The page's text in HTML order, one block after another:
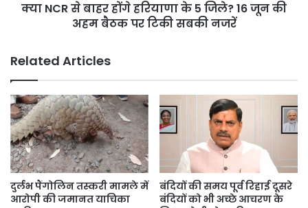
बैठक
पर
टिकी
सबकी
नजरें
क्या NCR से बाहर होंगे हरियाणा के 5 जिले? 16 जून की
अहम बैठक पर टिकी सबकी नजरें
Related Articles
दुर्लभ पैंगोलिन तस्करी मामले में
आरोपी की जमानत याचिका
बंदियों की समय पूर्व रिहाई दूसरे
बंदियों को भी अच्छे आचरण के